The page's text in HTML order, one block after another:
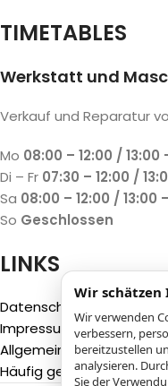
TIMETABLES
Werkstatt und
Verkauf und Reparatur
Mo 08:00 – 12:00 / 13:00
Di – Fr 07:30 – 12:00 /
Sa 08:00 – 12:00 / 13:00
So Geschlossen
LINKS
Impressum
Allgemeine
Häufig gestellte Fragen
Wir
Wir verwenden
verbessern,
bereitzustellen
analysieren.
Sie der